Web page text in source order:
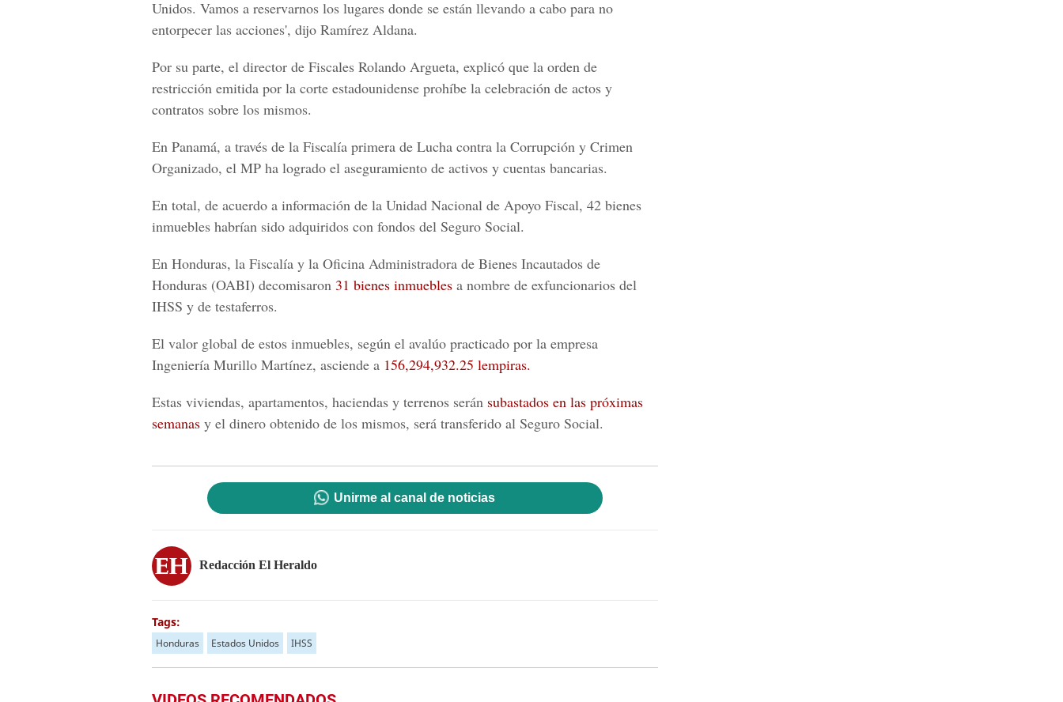
Unidos. Vamos a reservarnos los lugares donde se están llevando a cabo para no
entorpecer las acciones', dijo Ramírez Aldana.
Por su parte, el director de Fiscales Rolando Argueta, explicó que la orden de
restricción emitida por la corte estadounidense prohíbe la celebración de actos y
contratos sobre los mismos.
En Panamá, a través de la Fiscalía primera de Lucha contra la Corrupción y Crimen
Organizado, el MP ha logrado el aseguramiento de activos y cuentas bancarias.
En total, de acuerdo a información de la Unidad Nacional de Apoyo Fiscal, 42 bienes
inmuebles habrían sido adquiridos con fondos del Seguro Social.
En Honduras, la Fiscalía y la Oficina Administradora de Bienes Incautados de
Honduras (OABI) decomisaron 31 bienes inmuebles a nombre de exfuncionarios del
IHSS y de testaferros.
El valor global de estos inmuebles, según el avalúo practicado por la empresa
Ingeniería Murillo Martínez, asciende a 156,294,932.25 lempiras.
Estas viviendas, apartamentos, haciendas y terrenos serán subastados en las próximas
semanas y el dinero obtenido de los mismos, será transferido al Seguro Social.
Unirme al canal de noticias
Redacción El Heraldo
Tags:
Honduras Estados Unidos IHSS